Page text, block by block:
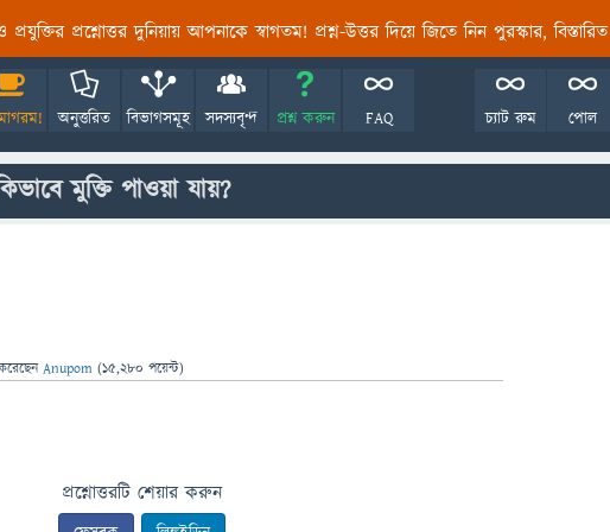
প্রযুক্তির প্রশ্নোত্তর দুনিয়ায় আপনাকে স্বাগতম! প্রশ্ন-উত্তর দিয়ে জিতে নিন পুরস্কার, বিস্তারিত
অনুত্তরিত বিভাগসমূহ সদস্যবৃন্দ প্রশ্ন করুন FAQ পোল
চ্যাট রুম
মুক্তি পাওয়া যায়?
Anupom (15,280 পয়েন্ট)
প্রশ্নোত্তরটি শেয়ার করুন